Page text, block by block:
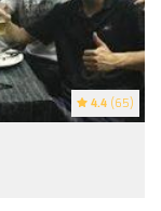
4.4 (65)